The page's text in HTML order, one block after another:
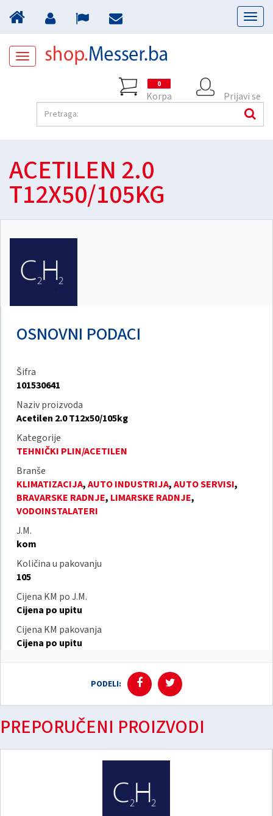
Toggle
navigation
0
Korpa Prijavi se
ACETILEN 2.0
T12X50/105KG
OSNOVNI PODACI
Šifra
101530641
Naziv proizvoda
Acetilen 2.0 T12x50/105kg
Kategorije
TEHNIČKI PLIN/ACETILEN
Branše
KLIMATIZACIJA,AUTO INDUSTRIJA,AUTO SERVISI,
BRAVARSKE RADNJE, LIMARSKE RADNJE,
VODOINSTALATERI
J.M.
kom
Količina u pakovanju
105
Cijena KM po J.M.
Cijena po upitu
Cijena KM pakovanja
Cijena po upitu
PODELI:
PREPORUČENI PROIZVODI